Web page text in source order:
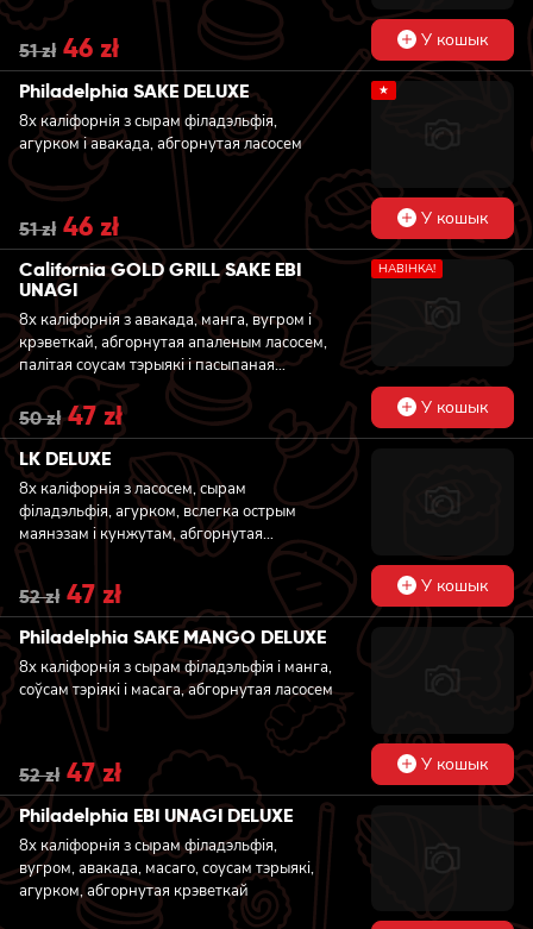
51zł Original
price
was:
51 zł.
46 zł Current
price
is:
46 zł.
У кошык
Philadelphia SAKE DELUXE
8x каліфорнія з сырам філадэльфія,
агурком і авакада, абгорнутая ласосем
★
51zł Original
price
was:
51 zł.
46 zł Current
price
is:
46 zł.
У кошык
California GOLD GRILL SAKE EBI
UNAGI
8x каліфорнія з авакада, манга, вугром і
крэветкай, абгорнутая апаленым ласосем,
палітая соусам тэрыякі і пасыпаная
кунжутам
НАВIНКА!
50zł Original
price
was:
50 zł.
47złCurrent
price
is:
47 zł.
У кошык
LK DELUXE
8x каліфорнія з ласосем, сырам
філадэльфія, агурком, вслегка острым
маянэзам i кунжутам, абгорнутая
крэветкай
52zł Original
price
was:
52 zł.
47 zł
price
is:
47 zł.
У кошык
Philadelphia SAKE MANGO DELUXE
8x каліфорнія з сырам філадэльфія і манга,
соўсам тэріякі і масага, абгорнутая ласосем
52zł Original
price
was:
52 zł.
47zł Current
price
is:
47 zł.
У кошык
Philadelphia EBI UNAGI DELUXE
8x каліфорнія з сырам філадэльфія,
вугром, авакада, масаго, соусам тэрыякі,
агурком, абгорнутая крэветкай